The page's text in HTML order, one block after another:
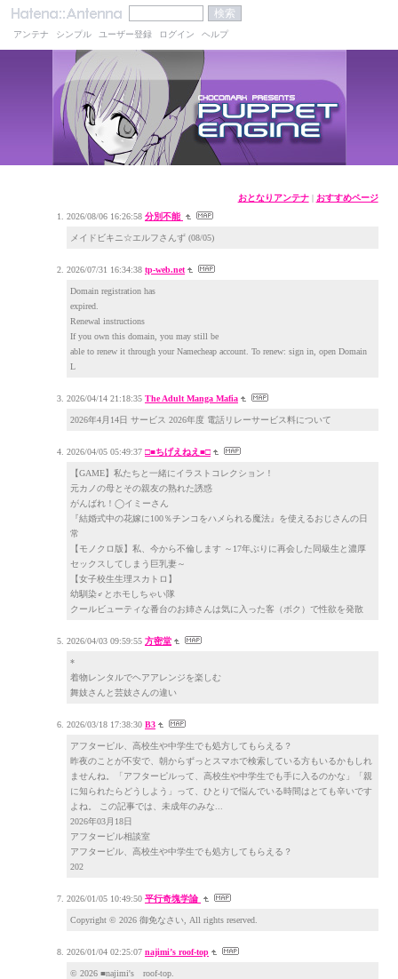
アンテナ シンプル ユーザー登録 ログイン ヘルプ
おとなりアンテナ| おすすめページ
2026/08/06 16:26:58 分別不能
メイドビキニ☆エルフさんず (08/05)
2026/07/31 16:34:38 tp-web.net
Domain registration has
expired.
Renewal instructions
If you own this domain, you may still be
able to renew it through your Namecheap account. To renew: sign in, open Domain
L
2026/04/14 21:18:35 The Adult Manga Mafia
2026年4月14日 サービス 2026年度 電話リレーサービス料について
2026/04/05 05:49:37 □■ちげえねえ■□
【GAME】私たちと一緒にイラストコレクション！
元カノの母とその親友の熟れた誘惑
がんばれ！◯イミーさん
『結婚式中の花嫁に100％チンコをハメられる魔法』を使えるおじさんの日
常
【モノクロ版】私、今から不倫します ～17年ぶりに再会した同級生と濃厚
セックスしてしまう巨乳妻～
【女子校生生理スカトロ】
幼馴染♂とホモしちゃい隊
クールビューティな番台のお姉さんは気に入った客（ボク）で性欲を発散
2026/04/03 09:59:55 方密堂
*
着物レンタルでヘアアレンジを楽しむ
舞妓さんと芸妓さんの違い
2026/03/18 17:38:30 B3
アフターピル、高校生や中学生でも処方してもらえる？
昨夜のことが不安で、朝からずっとスマホで検索している方もいるかもしれ
ませんね。「アフターピルって、高校生や中学生でも手に入るのかな」「親
に知られたらどうしよう」って、ひとりで悩んでいる時間はとても辛いです
よね。 この記事では、未成年のみな...
2026年03月18日
アフターピル相談室
アフターピル、高校生や中学生でも処方してもらえる？
202
2026/01/05 10:49:50 平行奇塊学論
Copyright © 2026 御免なさい, All rights reserved.
2026/01/04 02:25:07 najimi’s roof-top
© 2026 ■najimi's roof-top.